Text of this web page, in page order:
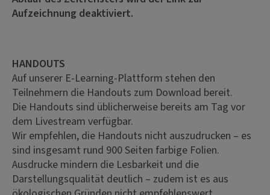
Aufzeichnung deaktiviert.
HANDOUTS
Auf unserer E-Learning-Plattform stehen den
Teilnehmern die Handouts zum Download bereit.
Die Handouts sind üblicherweise bereits am Tag vor
dem Livestream verfügbar.
Wir empfehlen, die Handouts nicht auszudrucken – es
sind insgesamt rund 900 Seiten farbige Folien.
Ausdrucke mindern die Lesbarkeit und die
Darstellungsqualität deutlich – zudem ist es aus